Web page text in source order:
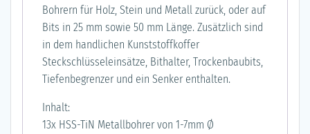
Bohrern für Holz, Stein und Metall zurück, oder auf
Bits in 25 mm sowie 50 mm Länge. Zusätzlich sind
in dem handlichen Kunststoffkoffer
Steckschlüsseleinsätze, Bithalter, Trockenbaubits,
Tiefenbegrenzer und ein Senker enthalten.
Inhalt:
13x HSS-TiN Metallbohrer von 1-7mm Ø